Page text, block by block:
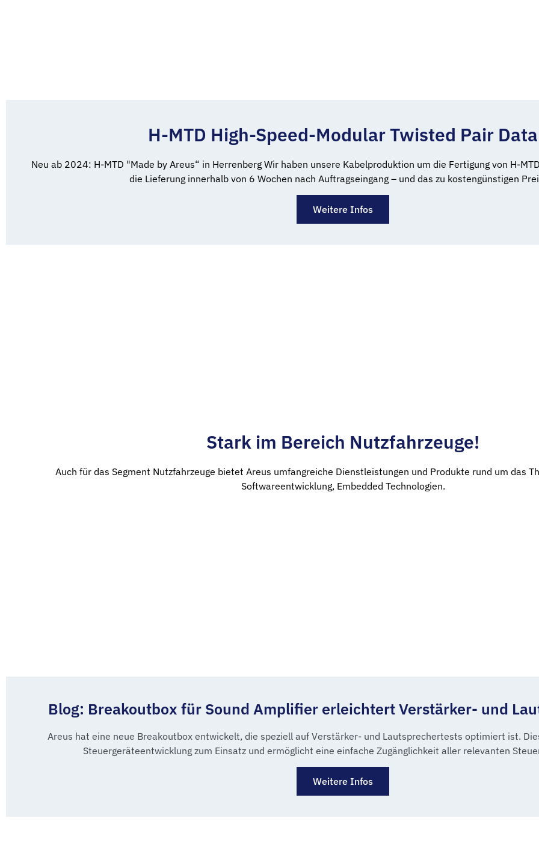
H-MTD High-Speed-Modular Twisted Pair Data
Neu ab 2024: H-MTD "Made by Areus“ in Herrenberg Wir haben unsere Kabelproduktion um die Fertigung von H-
die Lieferung innerhalb von 6 Wochen nach Auftragseingang – und das zu kostengünstigen
Weitere Infos
Stark im Bereich Nutzfahrzeuge!​
Auch für das Segment Nutzfahrzeuge bietet Areus umfangreiche Dienstleistungen und Produkte rund um das
Softwareentwicklung, Embedded Technologien.
Blog: Breakoutbox für Sound Amplifier erleichtert Verstärker- und
Areus hat eine neue Breakoutbox entwickelt, die speziell auf Verstärker- und Lautsprechertests optimiert ist.
Steuergeräteentwicklung zum Einsatz und ermöglicht eine einfache Zugänglichkeit aller relevanten
Weitere Infos